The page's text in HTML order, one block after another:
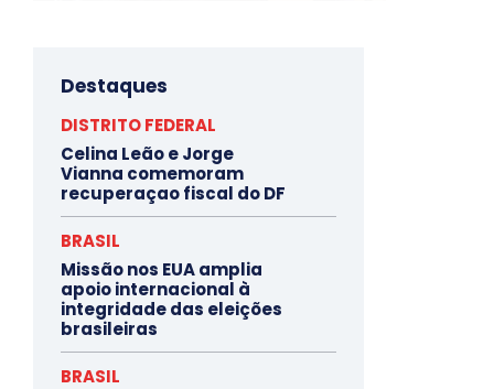
Destaques
DISTRITO FEDERAL
Celina Leão e Jorge
Vianna comemoram
recuperaçao fiscal do DF
BRASIL
Missão nos EUA amplia
apoio internacional à
integridade das eleições
brasileiras
BRASIL